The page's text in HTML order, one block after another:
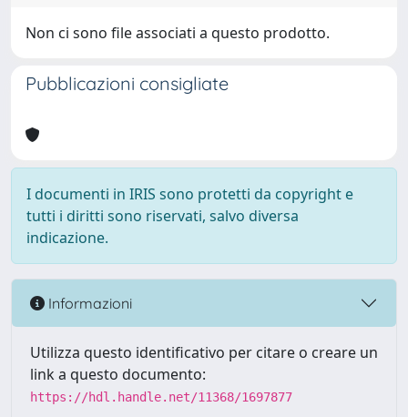
Non ci sono file associati a questo prodotto.
Pubblicazioni consigliate
I documenti in IRIS sono protetti da copyright e
tutti i diritti sono riservati, salvo diversa
indicazione.
Informazioni
Utilizza questo identificativo per citare o creare un
link a questo documento:
https://hdl.handle.net/11368/1697877